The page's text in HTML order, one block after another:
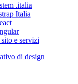
.italia
Italia
e servizi
di design